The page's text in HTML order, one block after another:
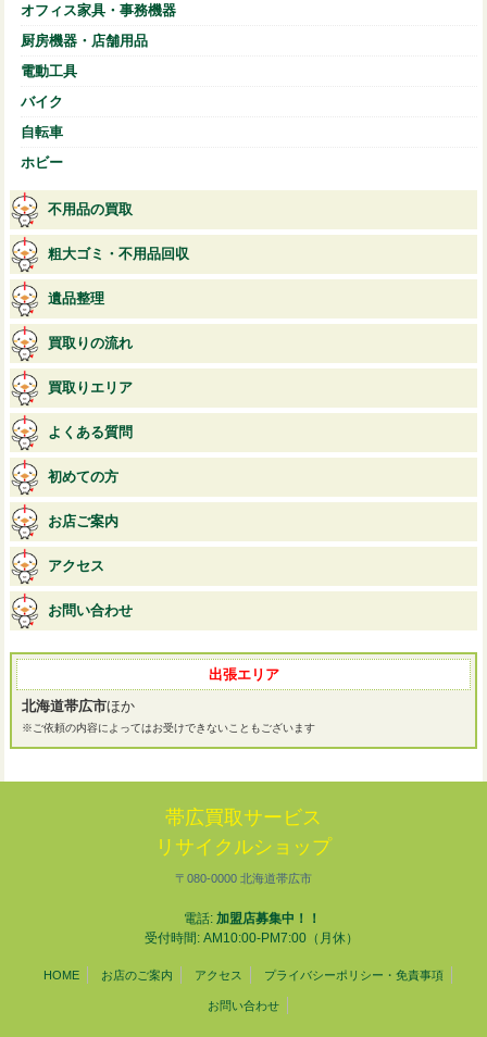
オフィス家具・事務機器
厨房機器・店舗用品
電動工具
バイク
自転車
ホビー
不用品の買取
粗大ゴミ・不用品回収
遺品整理
買取りの流れ
買取りエリア
よくある質問
初めての方
お店ご案内
アクセス
お問い合わせ
出張エリア
北海道帯広市ほか
※ご依頼の内容によってはお受けできないこともございます
帯広買取サービス
リサイクルショップ
〒080-0000 北海道帯広市
電話: 加盟店募集中！！
受付時間: AM10:00-PM7:00（月休）
HOME お店のご案内 アクセス プライバシーポリシー・免責事項
お問い合わせ